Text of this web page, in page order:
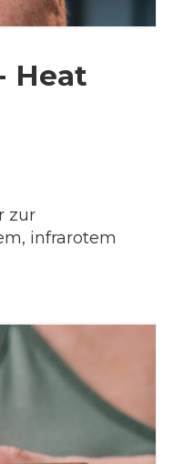
Heat
zur
infrarotem